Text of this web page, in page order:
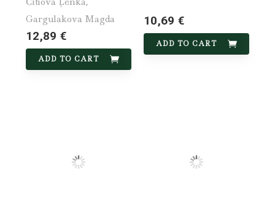
Gargulakova Magda
12,89 €
ADD TO CART
10,69 €
ADD TO CART